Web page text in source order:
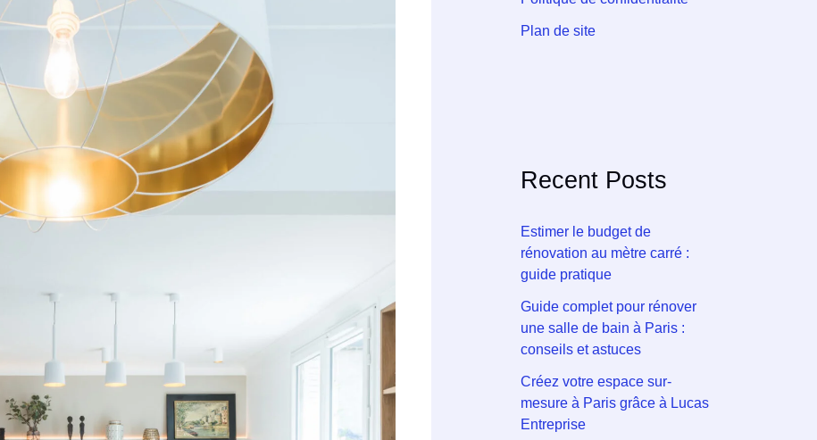
Plan de site
Recent Posts
Estimer le budget de
rénovation au mètre carré :
guide pratique
Guide complet pour rénover
une salle de bain à Paris :
conseils et astuces
Créez votre espace sur-
mesure à Paris grâce à Lucas
Entreprise